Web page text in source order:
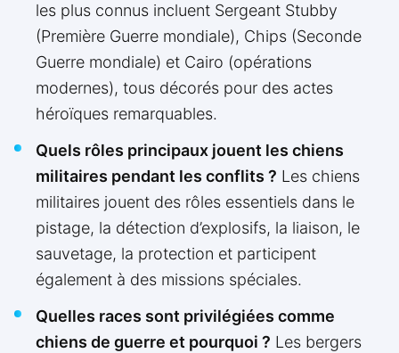
les plus connus incluent Sergeant Stubby
(Première Guerre mondiale), Chips (Seconde
Guerre mondiale) et Cairo (opérations
modernes), tous décorés pour des actes
héroïques remarquables.
Quels rôles principaux jouent les chiens
militaires pendant les conflits ? Les chiens
militaires jouent des rôles essentiels dans le
pistage, la détection d’explosifs, la liaison, le
sauvetage, la protection et participent
également à des missions spéciales.
Quelles races sont privilégiées comme
chiens de guerre et pourquoi ? Les bergers